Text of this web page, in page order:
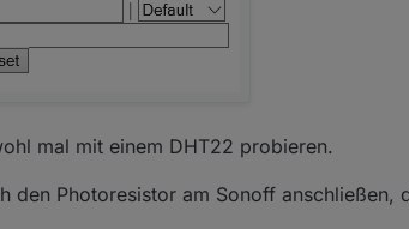
mal mit einem DHT22 probieren.
den Photoresistor am Sonoff anschließen,